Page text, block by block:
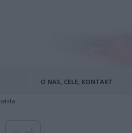
O NAS, CELE, KONTAKT